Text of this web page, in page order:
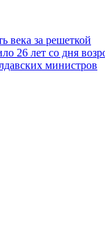
века за решеткой
26 лет со дня
министров